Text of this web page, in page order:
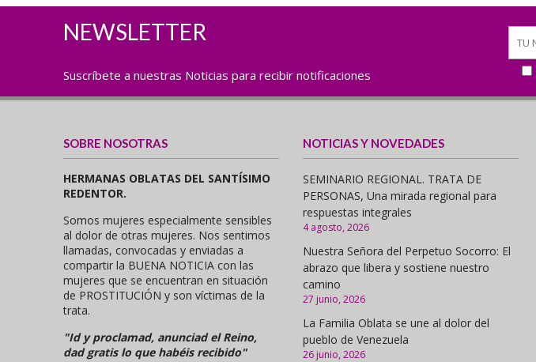
NEWSLETTER
Suscríbete a nuestras Noticias para recibir notificaciones
SOBRE NOSOTRAS
HERMANAS OBLATAS DEL SANTÍSIMO
REDENTOR.
Somos mujeres especialmente sensibles
al dolor de otras mujeres. Nos sentimos
llamadas, convocadas y enviadas a
compartir la BUENA NOTICIA con las
mujeres que se encuentran en situación
de PROSTITUCIÓN y son víctimas de la
trata.
"Id y proclamad, anunciad el Reino,
dad gratis lo que habéis recibido"
NOTICIAS Y NOVEDADES
SEMINARIO REGIONAL. TRATA DE
PERSONAS, Una mirada regional para
respuestas integrales
4 agosto, 2026
Nuestra Señora del Perpetuo Socorro: El
abrazo que libera y sostiene nuestro
camino
27 junio, 2026
La Familia Oblata se une al dolor del
pueblo de Venezuela
26 junio, 2026